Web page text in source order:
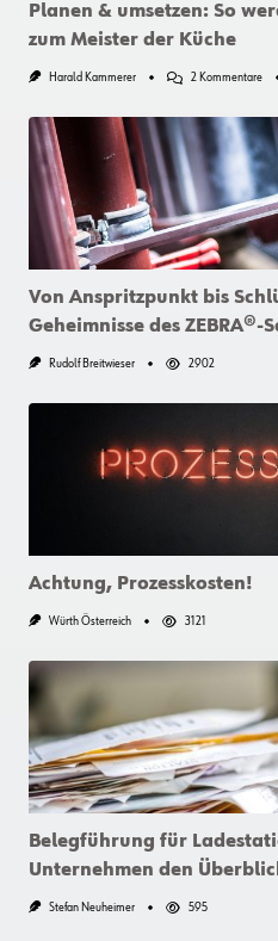
Planen & umsetzen: So
zum Meister der Küche
Harald Kammerer 2 KommentareZu
So
Mit
Der
Von Anspritzpunkt bis
Geheimnisse des ZEBRA®-
Rudolf Breitwieser 2902
Achtung, Prozesskosten!
Würth Österreich 3121
Belegführung für
Unternehmen den
Stefan Neuheimer 595